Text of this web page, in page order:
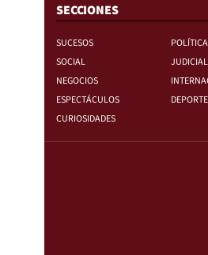
SECCIONES
SUCESOS
POLÍTICA
SOCIAL
NEGOCIOS
ESPECTÁCULOS
CURIOSIDADES